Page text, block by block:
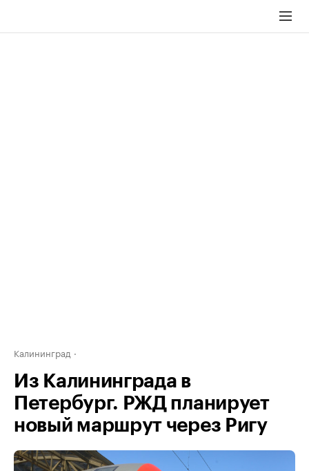
Калининград
Из Калининграда в
Петербург. РЖД планирует
новый маршрут через Ригу